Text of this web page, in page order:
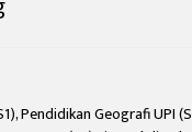
Pendidikan Geografi UPI